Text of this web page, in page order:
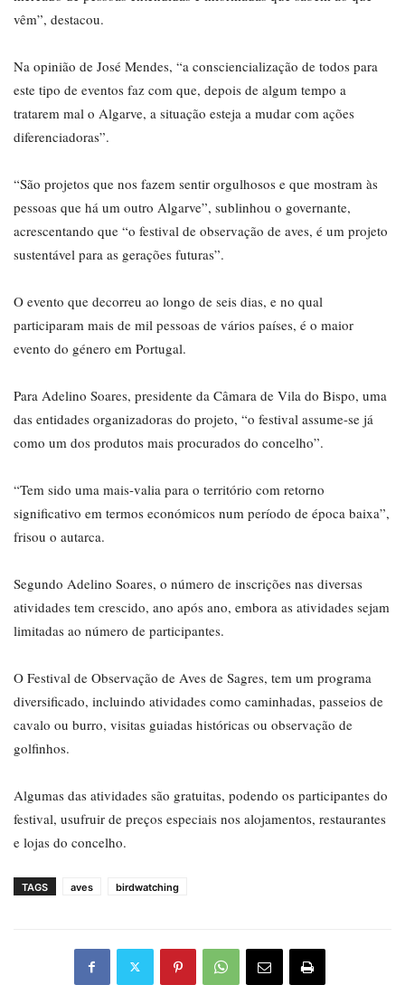
vêm”, destacou.
Na opinião de José Mendes, “a consciencialização de todos para
este tipo de eventos faz com que, depois de algum tempo a
tratarem mal o Algarve, a situação esteja a mudar com ações
diferenciadoras”.
“São projetos que nos fazem sentir orgulhosos e que mostram às
pessoas que há um outro Algarve”, sublinhou o governante,
acrescentando que “o festival de observação de aves, é um projeto
sustentável para as gerações futuras”.
O evento que decorreu ao longo de seis dias, e no qual
participaram mais de mil pessoas de vários países, é o maior
evento do género em Portugal.
Para Adelino Soares, presidente da Câmara de Vila do Bispo, uma
das entidades organizadoras do projeto, “o festival assume-se já
como um dos produtos mais procurados do concelho”.
“Tem sido uma mais-valia para o território com retorno
significativo em termos económicos num período de época baixa”,
frisou o autarca.
Segundo Adelino Soares, o número de inscrições nas diversas
atividades tem crescido, ano após ano, embora as atividades sejam
limitadas ao número de participantes.
O Festival de Observação de Aves de Sagres, tem um programa
diversificado, incluindo atividades como caminhadas, passeios de
cavalo ou burro, visitas guiadas históricas ou observação de
golfinhos.
Algumas das atividades são gratuitas, podendo os participantes do
festival, usufruir de preços especiais nos alojamentos, restaurantes
e lojas do concelho.
TAGS aves birdwatching